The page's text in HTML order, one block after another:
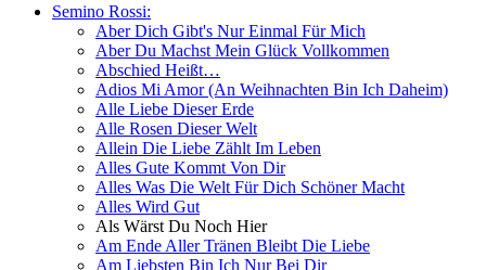
Semino Rossi:
Aber Dich Gibt's Nur Einmal Für Mich
Aber Du Machst Mein Glück Vollkommen
Abschied Heißt…
Adios Mi Amor (An Weihnachten Bin Ich Daheim)
Alle Liebe Dieser Erde
Alle Rosen Dieser Welt
Allein Die Liebe Zählt Im Leben
Alles Gute Kommt Von Dir
Alles Was Die Welt Für Dich Schöner Macht
Alles Wird Gut
Als Wärst Du Noch Hier
Am Ende Aller Tränen Bleibt Die Liebe
Am Liebsten Bin Ich Nur Bei Dir